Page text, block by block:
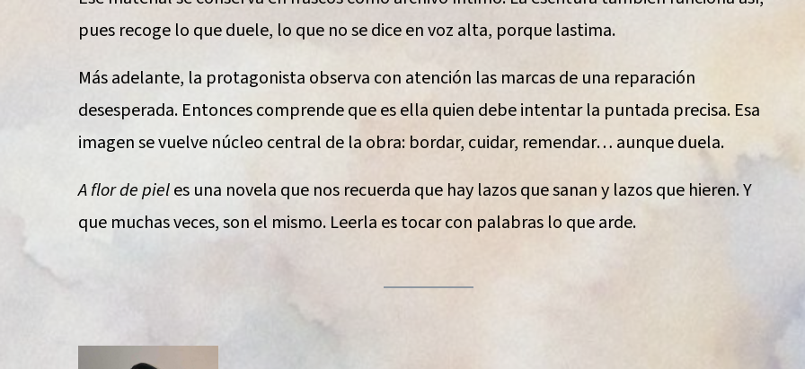
pues recoge lo que duele, lo que no se dice en voz alta, porque lastima.
Más adelante, la protagonista observa con atención las marcas de una reparación
desesperada. Entonces comprende que es ella quien debe intentar la puntada precisa. Esa
imagen se vuelve núcleo central de la obra: bordar, cuidar, remendar… aunque duela.
A flor de pieles una novela que nos recuerda que hay lazos que sanan y lazos que hieren. Y
que muchas veces, son el mismo. Leerla es tocar con palabras lo que arde.